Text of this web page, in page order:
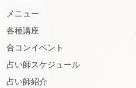
メニュー
各種講座
合コンイベント
占い師スケジュール
占い師紹介